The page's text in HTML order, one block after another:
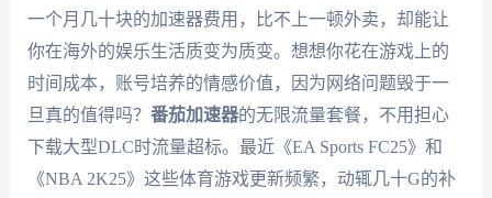
一个月几十块的加速器费用，比不上一顿外卖，却能让
你在海外的娱乐生活质变为质变。想想你花在游戏上的
时间成本，账号培养的情感价值，因为网络问题毁于一
旦真的值得吗？ 番茄加速器的无限流量套餐，不用担心
下载大型DLC时流量超标。最近《EA Sports FC25》和
《NBA 2K25》这些体育游戏更新频繁，动辄几十G的补